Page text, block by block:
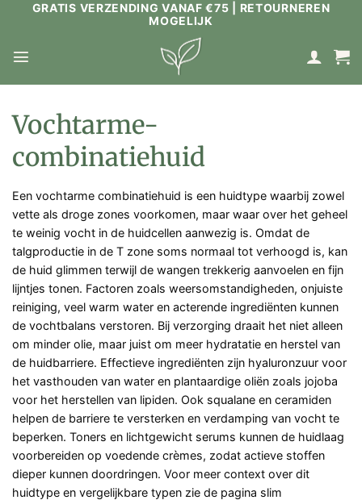
GRATIS VERZENDING VANAF €75 | RETOURNEREN
MOGELIJK
Vochtarme-
combinatiehuid
Een vochtarme combinatiehuid is een huidtype waarbij zowel
vette als droge zones voorkomen, maar waar over het geheel
te weinig vocht in de huidcellen aanwezig is. Omdat de
talgproductie in de T zone soms normaal tot verhoogd is, kan
de huid glimmen terwijl de wangen trekkerig aanvoelen en fijn
lijntjes tonen. Factoren zoals weersomstandigheden, onjuiste
reiniging, veel warm water en acterende ingrediënten kunnen
de vochtbalans verstoren. Bij verzorging draait het niet alleen
om minder olie, maar juist om meer hydratatie en herstel van
de huidbarriere. Effectieve ingrediënten zijn hyaluronzuur voor
het vasthouden van water en plantaardige oliën zoals jojoba
voor het herstellen van lipiden. Ook squalane en ceramiden
helpen de barriere te versterken en verdamping van vocht te
beperken. Toners en lichtgewicht serums kunnen de huidlaag
voorbereiden op voedende crèmes, zodat actieve stoffen
dieper kunnen doordringen. Voor meer context over dit
huidtype en vergelijkbare typen zie de pagina slim